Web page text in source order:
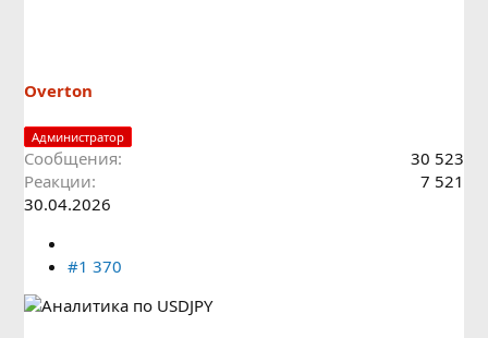
Overton
Администратор
Сообщения
30 523
Реакции
7 521
30.04.2026
#1 370